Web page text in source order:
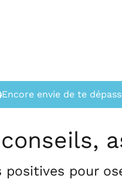
Encore envie de te
positives pour